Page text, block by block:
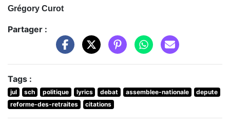
Grégory Curot
Partager :
Tags :
jul sch politique lyrics debat assemblee-nationale
depute
reforme-des-retraites
citations